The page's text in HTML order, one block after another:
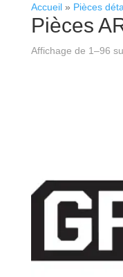
Accueil» Pièces
Pièces
Affichage de 1–96